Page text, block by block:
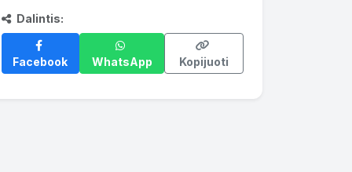
Dalintis:
Facebook WhatsApp Kopijuoti